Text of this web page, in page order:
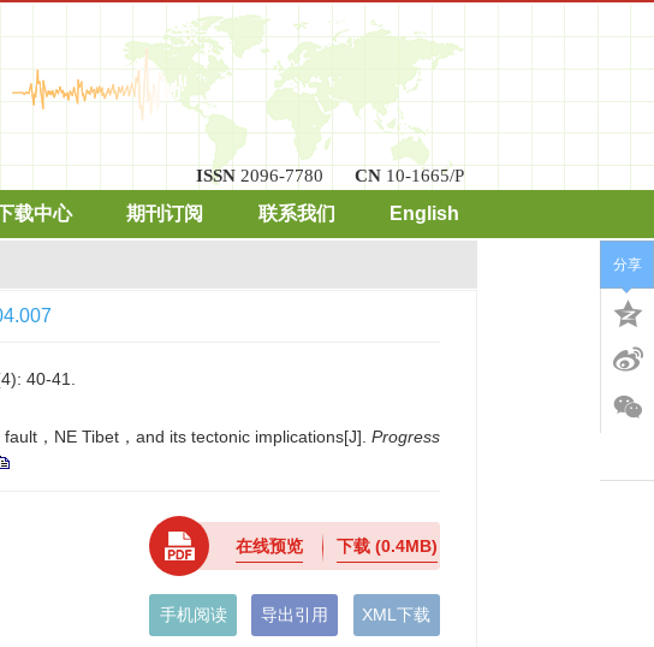
ISSN 2096-7780 CN 10-1665/P
载中心 期刊订阅 联系我们 English
40-41.
，NE Tibet，and its tectonic implications[J]. Progress
在线预览 下载(0.4MB)
手机阅读 导出引用 XML下载
分享